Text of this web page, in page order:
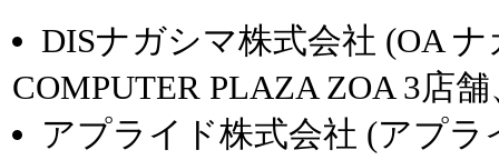
DISナガシマ株式会社 (OA
COMPUTER PLAZA ZOA 3店
アプライド株式会社 (アプ